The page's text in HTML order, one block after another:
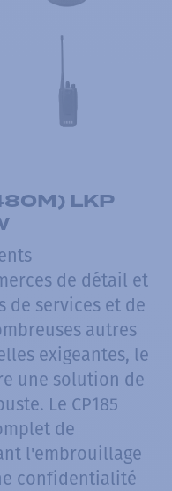
LKP
de détail et
de services et de
autres
exigeantes, le
une solution de
Le CP185
de
l'embrouillage
confidentialité